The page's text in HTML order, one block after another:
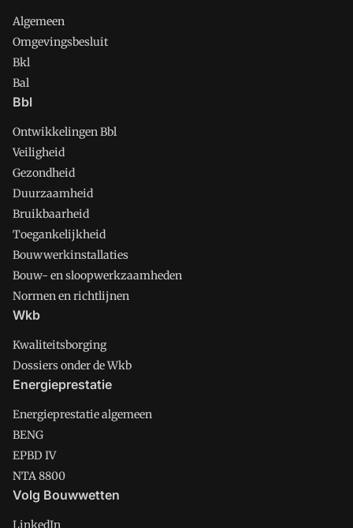
Algemeen
Omgevingsbesluit
Bkl
Bal
Bbl
Ontwikkelingen Bbl
Veiligheid
Gezondheid
Duurzaamheid
Bruikbaarheid
Toegankelijkheid
Bouwwerkinstallaties
Bouw- en sloopwerkzaamheden
Normen en richtlijnen
Wkb
Kwaliteitsborging
Dossiers onder de Wkb
Energieprestatie
Energieprestatie algemeen
BENG
EPBD IV
NTA 8800
Volg Bouwwetten
LinkedIn